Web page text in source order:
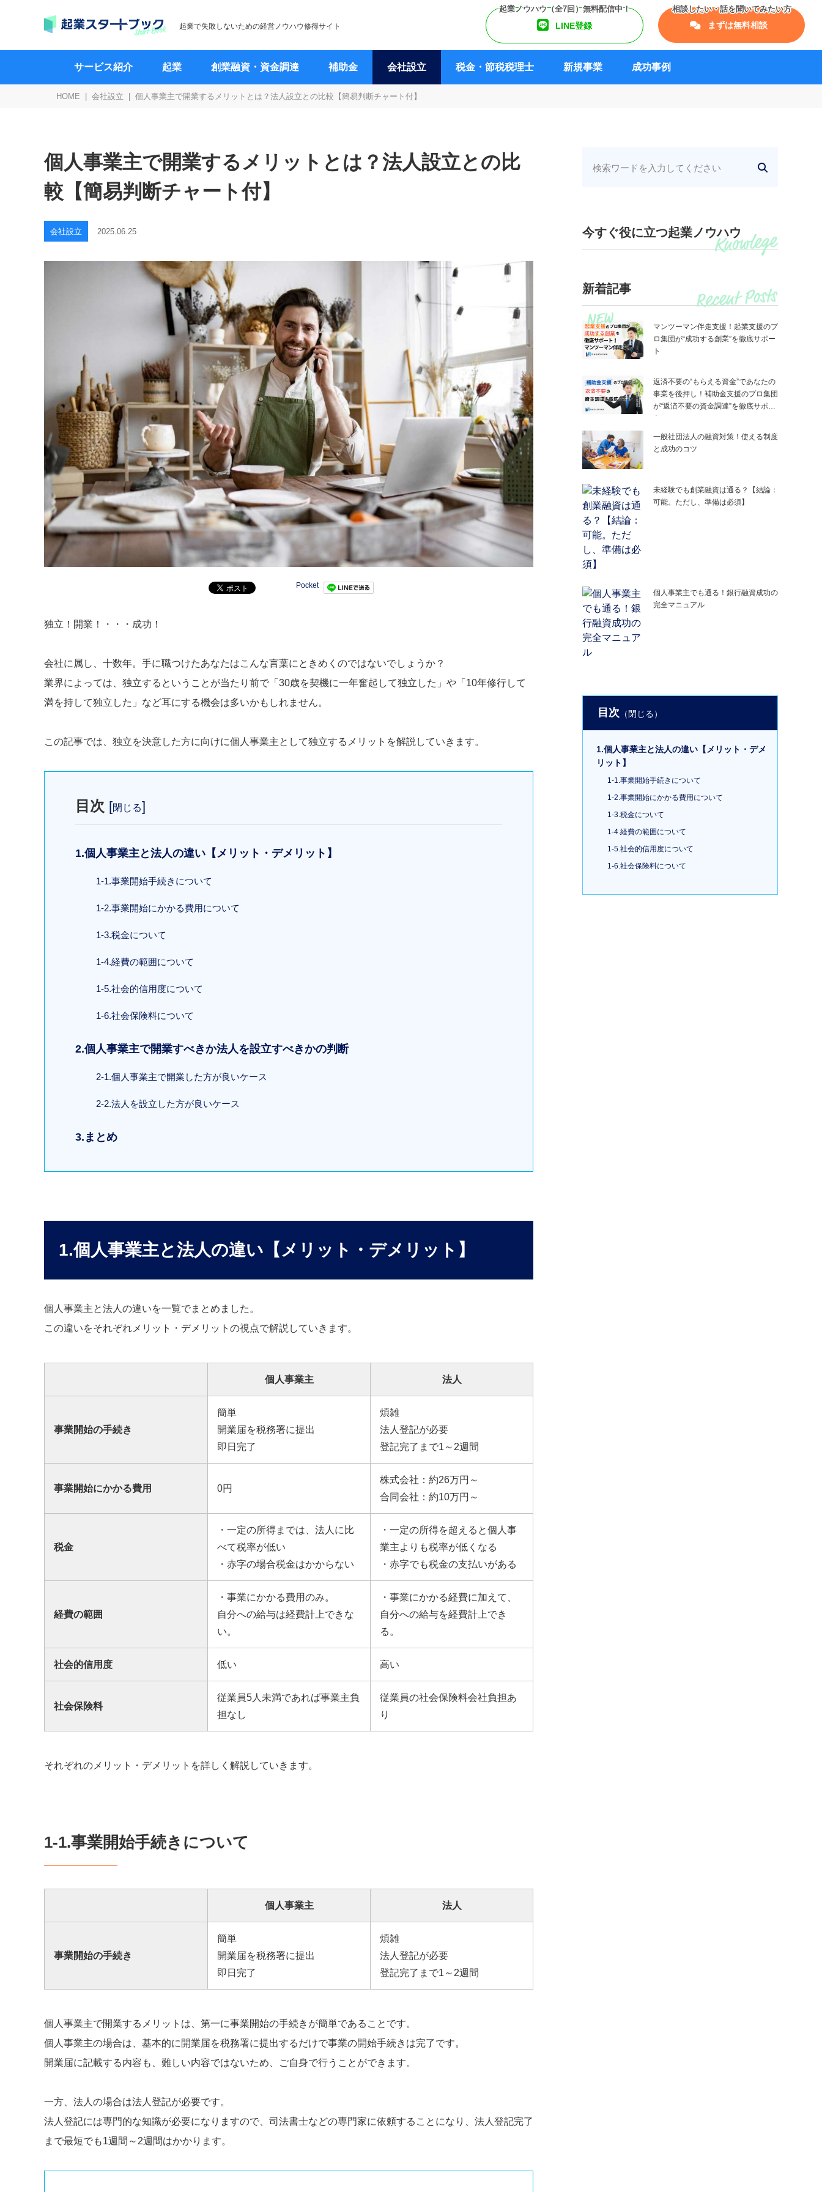
起業で失敗しないための経営ノウハウ修得サイト LINE登録 まずは無料相談
サービス紹介 起業 創業融資・資金調達 補助金 会社設立 税金・節税税理士 新規事業 成功事例
HOME 会社設立 個人事業主で開業するメリットとは？法人設立との比較【簡易判断チャート付】
個人事業主で開業するメリットとは？法人設立との比
較【簡易判断チャート付】
会社設立 2025.06.25
Pocket
独立！開業！・・・成功！
会社に属し、十数年。手に職つけたあなたはこんな言葉にときめくのではないでしょうか？
業界によっては、独立するということが当たり前で「30歳を契機に一年奮起して独立した」や「10年修行して
満を持して独立した」など耳にする機会は多いかもしれません。
この記事では、独立を決意した方に向けに個人事業主として独立するメリットを解説していきます。
目次 [閉じる]
1.個人事業主と法人の違い【メリット・デメリット】
1-1.事業開始手続きについて
1-2.事業開始にかかる費用について
1-3.税金について
1-4.経費の範囲について
1-5.社会的信用度について
1-6.社会保険料について
2.個人事業主で開業すべきか法人を設立すべきかの判断
2-1.個人事業主で開業した方が良いケース
2-2.法人を設立した方が良いケース
3.まとめ
1.個人事業主と法人の違い【メリット・デメリット】
個人事業主と法人の違いを一覧でまとめました。
この違いをそれぞれメリット・デメリットの視点で解説していきます。
個人事業主 法人
事業開始の手続き
簡単
開業届を税務署に提出
即日完了
煩雑
法人登記が必要
登記完了まで1～2週間
事業開始にかかる費用 0円
株式会社：約26万円～
合同会社：約10万円～
税金
・一定の所得までは、法人に比
べて税率が低い
・赤字の場合税金はかからない
・一定の所得を超えると個人事
業主よりも税率が低くなる
・赤字でも税金の支払いがある
経費の範囲
・事業にかかる費用のみ。
自分への給与は経費計上できな
い。
・事業にかかる経費に加えて、
自分への給与を経費計上でき
る。
社会的信用度 低い 高い
社会保険料
従業員5人未満であれば事業主負
担なし
従業員の社会保険料会社負担あ
り
それぞれのメリット・デメリットを詳しく解説していきます。
1-1.事業開始手続きについて
個人事業主 法人
事業開始の手続き
簡単
開業届を税務署に提出
即日完了
煩雑
法人登記が必要
登記完了まで1～2週間
個人事業主で開業するメリットは、第一に事業開始の手続きが簡単であることです。
個人事業主の場合は、基本的に開業届を税務署に提出するだけで事業の開始手続きは完了です。
開業届に記載する内容も、難しい内容ではないため、ご自身で行うことができます。
一方、法人の場合は法人登記が必要です。
法人登記には専門的な知識が必要になりますので、司法書士などの専門家に依頼することになり、法人登記完了
まで最短でも1週間～2週間はかかります。
今すぐ役に立つ起業ノウハウ
新着記事
マンツーマン伴走支援！起業支援のプ
ロ集団が“成功する創業”を徹底サポー
ト
返済不要の“もらえる資金”であなたの
事業を後押し！補助金支援のプロ集団
が“返済不要の資金調達”を徹底サポー
ト
一般社団法人の融資対策！使える制度
と成功のコツ
未経験でも創業融資は通る？【結論：
可能。ただし、準備は必須】
個人事業主でも通る！銀行融資成功の
完全マニュアル
目次
1.個人事業主と法人の違い【メリット・デメ
リット】
1-1.事業開始手続きについて
1-2.事業開始にかかる費用について
1-3.税金について
1-4.経費の範囲について
1-5.社会的信用度について
1-6.社会保険料について